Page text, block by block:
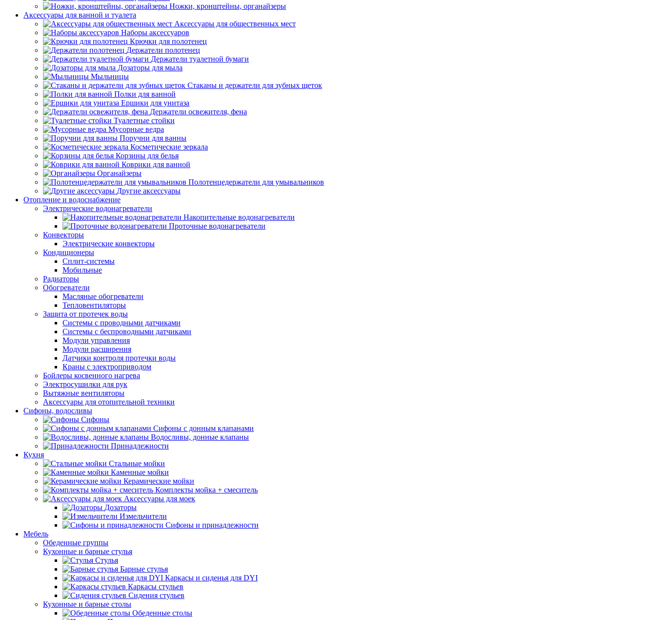
Ножки, кронштейны, органайзеры
Аксессуары для ванной и туалета
Аксессуары для общественных мест
Наборы аксессуаров
Крючки для полотенец
Держатели полотенец
Держатели туалетной бумаги
Дозаторы для мыла
Мыльницы
Стаканы и держатели для зубных щеток
Полки для ванной
Ершики для унитаза
Держатели освежителя, фена
Туалетные стойки
Мусорные ведра
Поручни для ванны
Косметические зеркала
Корзины для белья
Коврики для ванной
Органайзеры
Полотенцедержатели для умывальников
Другие аксессуары
Отопление и водоснабжение
Электрические водонагреватели
Накопительные водонагреватели
Проточные водонагреватели
Конвекторы
Электрические конвекторы
Кондиционеры
Сплит-системы
Мобильные
Радиаторы
Обогреватели
Масляные обогреватели
Тепловентиляторы
Защита от протечек воды
Системы с проводными датчиками
Системы с беспроводными датчиками
Модули управления
Модули расширения
Датчики контроля протечки воды
Краны с электроприводом
Бойлеры косвенного нагрева
Электросушилки для рук
Вытяжные вентиляторы
Аксессуары для отопительной техники
Сифоны, водосливы
Сифоны
Сифоны с донным клапанами
Водосливы, донные клапаны
Принадлежности
Кухня
Стальные мойки
Каменные мойки
Керамические мойки
Комплекты мойка + смеситель
Аксессуары для моек
Дозаторы
Измельчители
Сифоны и принадлежности
Мебель
Обеденные группы
Кухонные и барные стулья
Стулья
Барные стулья
Каркасы и сиденья для DYI
Каркасы стульев
Сидения стульев
Кухонные и барные столы
Обеденные столы